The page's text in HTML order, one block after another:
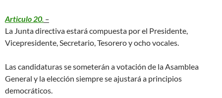
Articulo 20. –
La Junta directiva estará compuesta por el Presidente,
Vicepresidente, Secretario, Tesorero y ocho vocales.
Las candidaturas se someterán a votación de la Asamblea
General y la elección siempre se ajustará a principios
democráticos.